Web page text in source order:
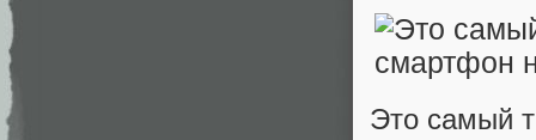
Это самый